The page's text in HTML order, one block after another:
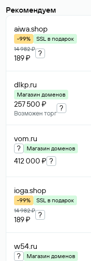
Рекомендуем
aiwa.shop
-99%
SSL в подарок
14 982 ₽
189 ₽
?
dlkp.ru
Магазин доменов
257 500 ₽
Возможен торг
?
vom.ru
? Магазин доменов
412 000 ₽ ?
ioga.shop
-99%
SSL в подарок
14 982 ₽
189 ₽
?
w54.ru
? Магазин доменов